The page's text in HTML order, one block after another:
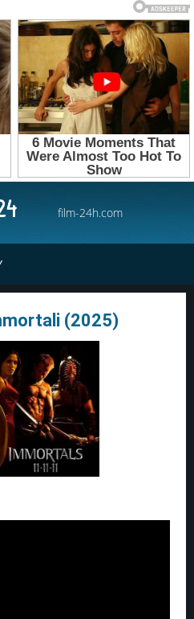
film-24h.com
(2025)